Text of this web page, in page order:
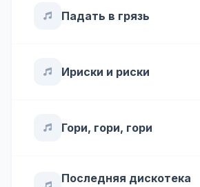
Падать в грязь
Ириски и риски
Гори, гори, гори
Последняя дискотека